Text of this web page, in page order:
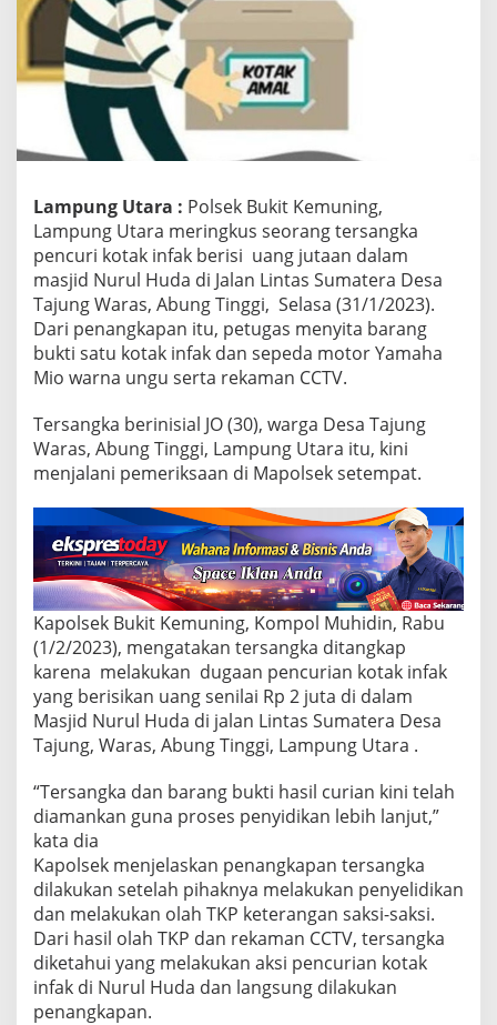
k
M
s
d
D
i
p
a
k
B
e
j
d
i
P
e
m
u
d
a
d
i
L
a
m
p
n
g
t
a
r
a
D
i
r
i
Lampung Utara : Polsek Bukit Kemuning,
Lampung Utara meringkus seorang tersangka
pencuri kotak infak berisi uang jutaan dalam
masjid Nurul Huda di Jalan Lintas Sumatera Desa
Tajung Waras, Abung Tinggi, Selasa (31/1/2023).
Dari penangkapan itu, petugas menyita barang
bukti satu kotak infak dan sepeda motor Yamaha
Mio warna ungu serta rekaman CCTV.
Tersangka berinisial JO (30), warga Desa Tajung
Waras, Abung Tinggi, Lampung Utara itu, kini
menjalani pemeriksaan di Mapolsek setempat.
Kapolsek Bukit Kemuning, Kompol Muhidin, Rabu
(1/2/2023), mengatakan tersangka ditangkap
karena melakukan dugaan pencurian kotak infak
yang berisikan uang senilai Rp 2 juta di dalam
Masjid Nurul Huda di jalan Lintas Sumatera Desa
Tajung, Waras, Abung Tinggi, Lampung Utara .
“Tersangka dan barang bukti hasil curian kini telah
diamankan guna proses penyidikan lebih lanjut,”
kata dia
Kapolsek menjelaskan penangkapan tersangka
dilakukan setelah pihaknya melakukan penyelidikan
dan melakukan olah TKP keterangan saksi-saksi.
Dari hasil olah TKP dan rekaman CCTV, tersangka
diketahui yang melakukan aksi pencurian kotak
infak di Nurul Huda dan langsung dilakukan
penangkapan.